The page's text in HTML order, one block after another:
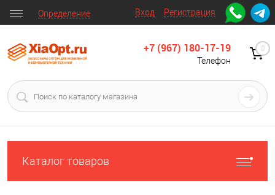
Вход Регистрация
Определение
+7 (967) 180-17-19
Телефон
0
Каталог товаров